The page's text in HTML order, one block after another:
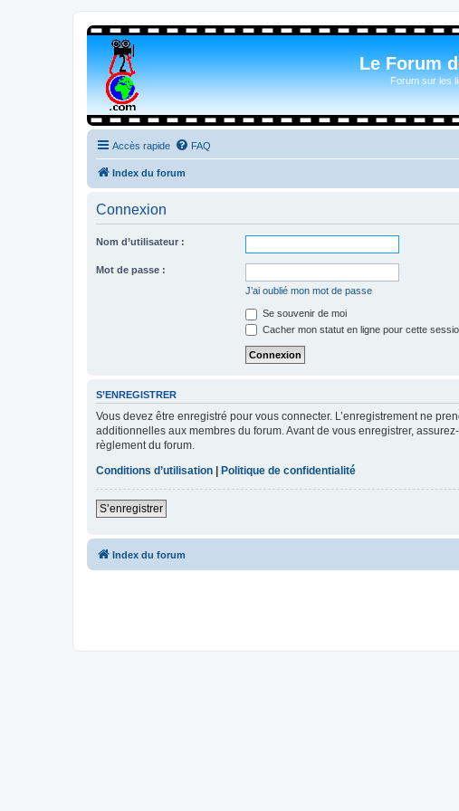
Le Forum
Forum sur les
Accès rapide FAQ
Index du forum
Connexion
Nom d’utilisateur :
Mot de passe :
J’ai oublié mon mot de passe
Se souvenir de moi
Cacher mon statut en ligne pour cette
S’ENREGISTRER
Vous devez être enregistré pour vous connecter. L’enregistrement ne
additionnelles aux membres du forum. Avant de vous enregistrer,
règlement du forum.
Conditions d’utilisation | Politique de confidentialité
S’enregistrer
Index du forum